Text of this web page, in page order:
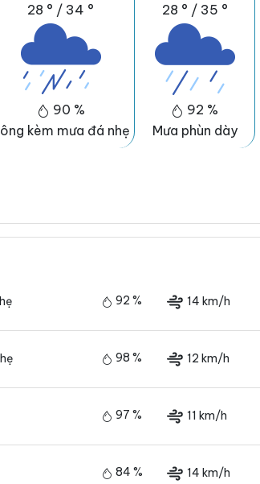
28 ° / 34 °
90 %
kèm mưa đá nhẹ
28 ° / 35 °
92 %
Mưa phùn dày
92 % 14 km/h
98 % 12 km/h
97 % 11 km/h
84 % 14 km/h